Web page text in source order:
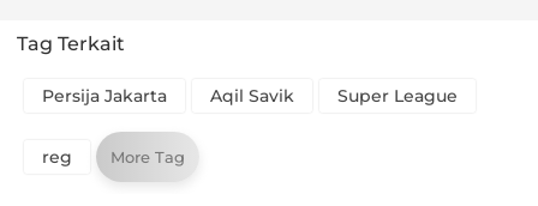
Tag Terkait
Persija Jakarta Aqil Savik Super League
reg More Tag